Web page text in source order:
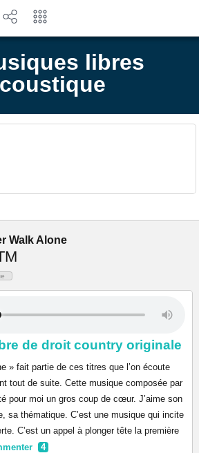
libres
Walk Alone
de droit country originale
» fait partie de ces titres que l’on écoute
tout de suite. Cette musique composée par
pour moi un gros coup de cœur. J’aime son
sa thématique. C’est une musique qui incite
C’est un appel à plonger tête la première
4